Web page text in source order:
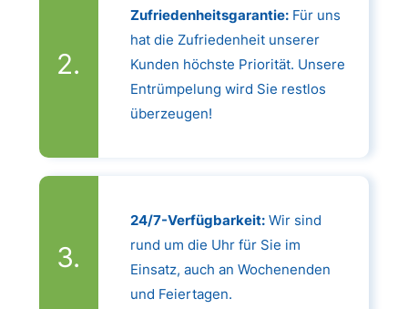
Zufriedenheitsgarantie:Für uns
hat die Zufriedenheit unserer
Kunden höchste Priorität. Unsere
Entrümpelung wird Sie restlos
überzeugen!
24/7-Verfügbarkeit:Wir sind
rund um die Uhr für Sie im
Einsatz, auch an Wochenenden
und Feiertagen.